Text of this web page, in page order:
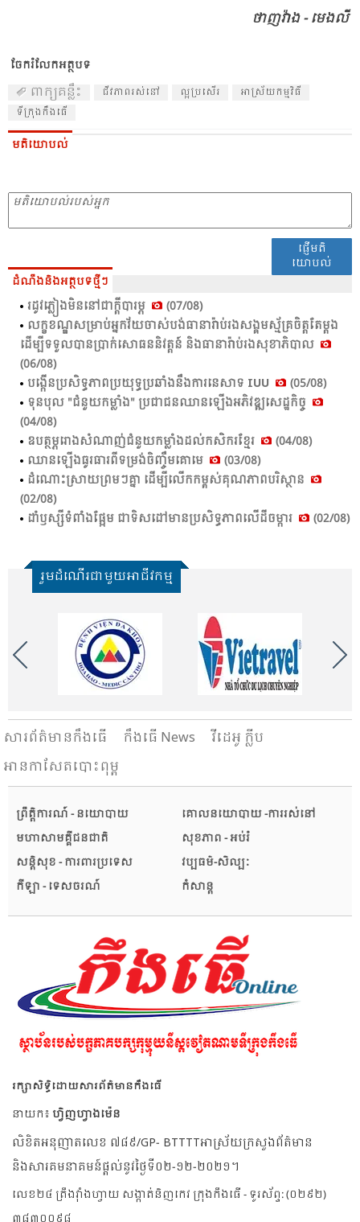
ថាញ​វ៉ាង - មេង​លី
ចែករំលែកអត្ថបទ
ពាក្យគន្លឹះ ជីវ​ភាព​រស់​នៅ​ ​ល្អ​ប្រ​សើរ​
អា​ស្រ័យ​កម្ម​វិធី
ទី​ក្រុង​កឹង​ធើ
មតិយោបល់
ផ្ញើមតិ
យោបល់
ដំណឹងនិងអត្ថបទថ្មីៗ
រដូវ​ភ្លៀង​មិន​នៅ​ជា​ក្តី​បា​រម្ភ​
(07/08)
លក្ខ​ខណ្ឌ​សម្រាប់​អ្នក​វ័យ​ចាស់​បង់​ធា​នា​រ៉ាប់​រង​សង្គម​ស្ម័គ្រ​ចិត្ត​តែ​ម្តង
ដើម្បី​ទទួល​បាន​ប្រាក់​សោ​ធន​និវត្តន៍ និង​ធា​នា​រ៉ាប់​រង​សុខា​ភិបាល​
(06/08)
បង្កើន​ប្រ​សិទ្ធ​ភាព​ប្រ​យុទ្ធ​ប្រ​ឆាំង​នឹង​ការ​នេសាទ​ IUU
(05/08)
ទុនបុល "ជំនួយកម្លាំង" ប្រជាជនឈានឡើងអភិវឌ្ឍសេដ្ឋកិច្ច
(04/08)
ឧបត្ថម្ភរោងសំណាញ់ជំនួយកម្លាំងដល់កសិករខ្មែរ
(04/08)
ឈាន​ឡើង​ធូរ​ធារ​ពី​ទម្រង់​ចិញ្ចឹម​គោ​មេ​
(03/08)
ដំ​ណោះ​ស្រាយ​ព្រម​ៗគ្នា​ ដើម្បី​លើក​កម្ពស់​គុណ​ភាព​បរិស្ថាន​
(02/08)
ដាំ​ឫស្សី​ទំ​ពាំង​ផ្អែម​ ជា​ទិស​ដៅ​មាន​ប្រ​សិទ្ធ​ភាព​លើ​ដី​ចម្ការ​
(02/08)
រួមដំណើរជាមួយអាជីវកម្ម
សារ​ព័ត៌មានកឹងធើ កឹងធើ News
វីដេអូ ក្លីប
អានកាសែតបោះពុម្ព
ព្រឹត្តិការណ៍ - នយោបាយ
គោលនយោបាយ -ការរស់នៅ
មហាសាមគ្គីជនជាតិ
សុខភាព - អប់រំ
សន្តិសុខ - ការពារប្រទេស
វប្បធម៌-សិល្បៈ
កីឡា - ទេសចរណ៍
កំសាន្ត
រក្សាសិទ្ធិដោយសារព័ត៌មានកឹងធើ
នាយក៖ ហ្វិញហ្វាងម៉េន
លិខិតអនុញាតលេខ ៧៨៩/GP- BTTTTអាស្រ័យក្រសួងព័ត៌មាន
និងសារគមនាគមន៍ផ្តល់នូវថ្ងៃទី០២-១២-២០២១។
លេខ២៤ ត្រឹងវ៉ាំងហ្វាយ សង្កាត់និញកេវ ក្រុងកឹងធើ - ទូរស័ព្ទ: (០២៩២)